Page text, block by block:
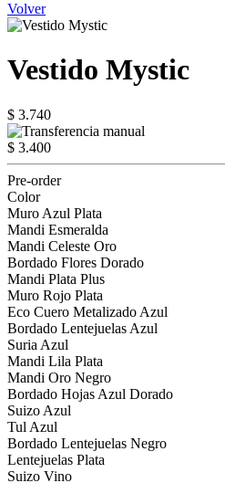
Volver
Vestido Mystic
$ 3.740
$ 3.400
Pre-order
Color
Muro Azul Plata
Mandi Esmeralda
Mandi Celeste Oro
Bordado Flores Dorado
Mandi Plata Plus
Muro Rojo Plata
Eco Cuero Metalizado Azul
Bordado Lentejuelas Azul
Suria Azul
Mandi Lila Plata
Mandi Oro Negro
Bordado Hojas Azul Dorado
Suizo Azul
Tul Azul
Bordado Lentejuelas Negro
Lentejuelas Plata
Suizo Vino